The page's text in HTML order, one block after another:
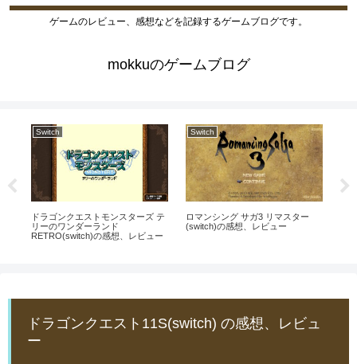
ゲームのレビュー、感想などを記録するゲームブログです。
mokkuのゲームブログ
Switch
ドラゴンクエストモンスターズ テ
リーのワンダーランド
RETRO(switch)の感想、レビュー
Switch
ロマンシング サガ3 リマスター
(switch)の感想、レビュー
ドラゴンクエスト11S(switch) の感想、レビュ
ー